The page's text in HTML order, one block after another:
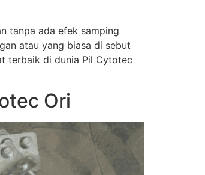
tanpa ada efek samping
atau yang biasa di sebut
terbaik di dunia Pil Cytotec
Ori